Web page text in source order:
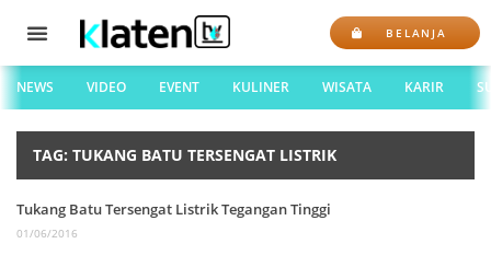
BELANJA
NEWS VIDEO EVENT KULINER WISATA KARIR
TAG: TUKANG BATU TERSENGAT LISTRIK
Tukang Batu Tersengat Listrik Tegangan Tinggi
01/06/2016